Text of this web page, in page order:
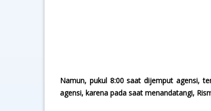
Namun, pukul 8:00 saat dijemput agensi,
agensi, karena pada saat menandatangi,